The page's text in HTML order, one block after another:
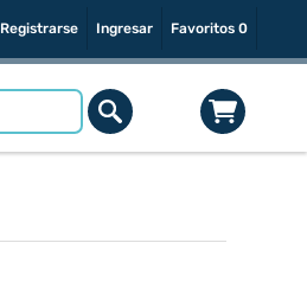
Registrarse Ingresar Favoritos 0